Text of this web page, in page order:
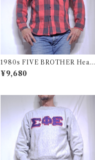
1980s FIVE BROTHER Heavy
Flannel Shirt / ブロック チェッ
ク バッファロー ヘビーネル シャ
¥9,680